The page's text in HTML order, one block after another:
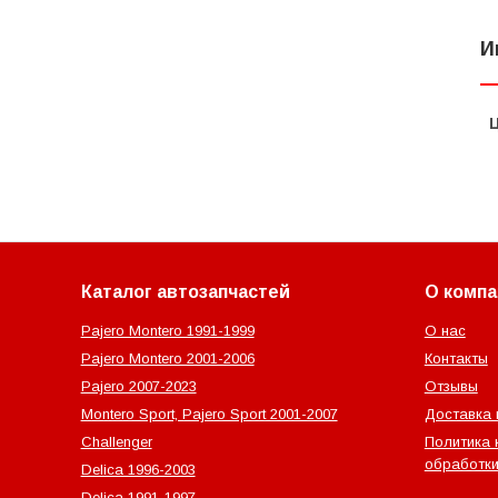
Каталог автозапчастей
Pajero Montero 1991-1999
Pajero Montero 2001-2006
Pajero 2007-2023
Montero Sport, Pajero Sport 2001-2007
Challenger
Delica 1996-2003
О
О нас
Контакты
Отзывы
Доставка
Политика